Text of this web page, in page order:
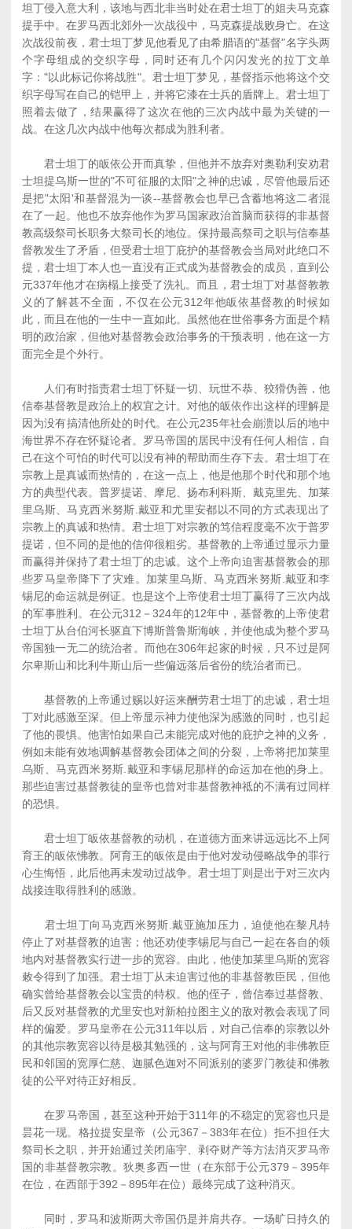
坦丁侵入意大利，该地与西北非当时处在君士坦丁的姐夫马克森
提手中。在罗马西北郊外一次战役中，马克森提战败身亡。在这
次战役前夜，君士坦丁梦见他看见了由希腊语的"基督"名字头两
个字母组成的交织字母，同时还有几个闪闪发光的拉丁文单
字："以此标记你将战胜"。君士坦丁梦见，基督指示他将这个交
织字母写在自己的铠甲上，并将它漆在士兵的盾牌上。君士坦丁
照着去做了，结果赢得了这次在他的三次内战中最为关键的一
战。在这几次内战中他每次都成为胜利者。
君士坦丁的皈依公开而真挚，但他并不放弃对奥勒利安劝君
士坦提乌斯一世的"不可征服的太阳"之神的忠诚，尽管他最后还
是把"太阳'和基督混为一谈--基督教会也早已含蓄地将这二者混
在了一起。他也不放弃他作为罗马国家政治首脑而获得的非基督
教高级祭司长职务大祭司长的地位。保持最高祭司之职与信奉基
督教发生了矛盾，但受君士坦丁庇护的基督教会当局对此绝口不
提，君士坦丁本人也一直没有正式成为基督教会的成员，直到公
元337年他才在病榻上接受了洗礼。而且，君士坦丁对基督教教
义的了解甚不全面，不仅在公元312年他皈依基督教的时候如
此，而且在他的一生中一直如此。虽然他在世俗事务方面是个精
明的政治家，但他对基督教会政治事务的干预表明，他在这一方
面完全是个外行。
人们有时指责君士坦丁怀疑一切、玩世不恭、狡猾伪善，他
信奉基督教是政治上的权宜之计。对他的皈依作出这样的理解是
因为没有搞清他所处的时代。在公元235年社会崩溃以后的地中
海世界不存在怀疑论者。罗马帝国的居民中没有任何人相信，自
己在这个可怕的时代可以没有神的帮助而生存下去。君士坦丁在
宗教上是真诚而热情的，在这一点上，他是他那个时代和那个地
方的典型代表。普罗提诺、摩尼、扬布利科斯、戴克里先、加莱
里乌斯、马克西米努斯.戴亚和尤里安都以不同的方式表现出了
宗教上的真诚和热情。君士坦丁对宗教的笃信程度毫不次于普罗
提诺，但不同的是他的信仰很粗劣。基督教的上帝通过显示力量
而赢得并保持了君士坦丁的忠诚。这个上帝向迫害基督教会的那
些罗马皇帝降下了灾难。加莱里乌斯、马克西米努斯.戴亚和李
锡尼的命运就是例证。也是这个上帝使君士坦丁赢得了三次内战
的军事胜利。在公元312－324年的12年中，基督教的上帝使君
士坦丁从台伯河长驱直下博斯普鲁斯海峡，并使他成为整个罗马
帝国独一无二的统治者。而他在306年起家的时候，只不过是阿
尔卑斯山和比利牛斯山后一些偏远落后省份的统治者而已。
基督教的上帝通过赐以好运来酬劳君士坦丁的忠诚，君士坦
丁对此感激至深。但上帝显示神力使他深为感激的同时，也引起
了他的畏惧。他害怕如果自己未能完成对他的庇护之神的义务，
例如未能有效地调解基督教会团体之间的分裂，上帝将把加莱里
乌斯、马克西米努斯.戴亚和李锡尼那样的命运加在他的身上。
那些迫害过基督教徒的皇帝也曾对非基督教神祗的不满有过同样
的恐惧。
君士坦丁皈依基督教的动机，在道德方面来讲远远比不上阿
育王的皈依怫教。阿育王的皈依是由于他对发动侵略战争的罪行
心生悔悟，此后他再未发动过战争。君士坦丁则是出于对三次内
战接连取得胜利的感激。
君士坦丁向马克西米努斯.戴亚施加压力，迫使他在黎凡特
停止了对基督教的迫害；他还劝使李锡尼与自己一起在各自的领
地内对基督教实行进一步的宽容。由此，他使加莱里乌斯的宽容
敕令得到了加强。君士坦丁从未迫害过他的非基督教臣民，但他
确实曾给基督教会以宝贵的特权。他的侄子，曾信奉过基督教、
后又反对基督教的尤里安也对新柏拉图主义的敌对教会表现了同
样的偏爱。罗马皇帝在公元311年以后，对自己信奉的宗教以外
的其他宗教宽容以待是极其勉强的，这与阿育王对他的非佛教臣
民和邻国的宽厚仁慈、迦腻色迦对不同派别的婆罗门教徒和佛教
徒的公平对待正好相反。
在罗马帝国，甚至这种开始于311年的不稳定的宽容也只是
昙花一现。格拉提安皇帝（公元367－383年在位）拒不担任大
祭司长之职，并开始通过关闭庙宇、剥夺财产等方法消灭罗马帝
国的非基督教宗教。狄奥多西一世（在东部于公元379－395年
在位，在西部于392－895年在位）最终完成了这种消灭。
同时，罗马和波斯两大帝国仍是并肩共存。一场旷日持久的